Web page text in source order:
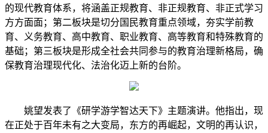
的现代教育体系，将涵盖正规教育、非正规教育、非正式学习
方方面面；第二板块是切分国民教育重点领域，夯实学前教
育、义务教育、高中教育、职业教育、高等教育和特殊教育的
基础；第三板块是形成全社会共同参与的教育治理新格局，确
保教育治理现代化、法治化迈上新的台阶。
姚望发表了《研学游学智达天下》主题演讲。他指出，现
在正处于百年未有之大变局，东方的再崛起，文明的再认识，